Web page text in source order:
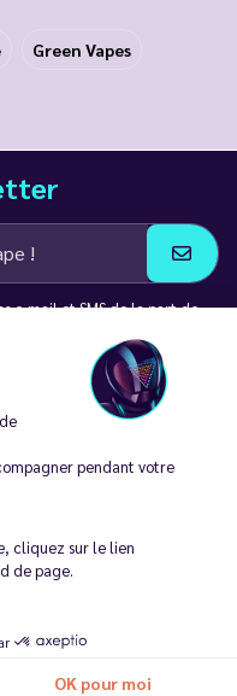
pendant votre
cliquez sur le lien
de page.
OK pour moi
Green Vapes
e-mail et SMS de la part de
interdite chez les moins de
Discount - Tous droits
fumez pas.